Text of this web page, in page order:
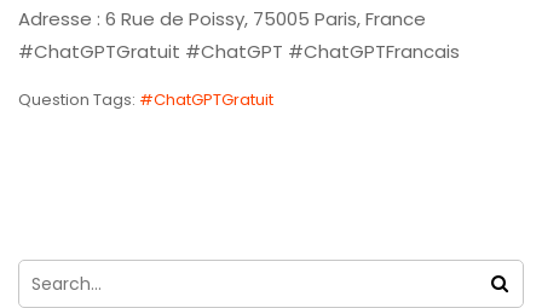
Adresse : 6 Rue de Poissy, 75005 Paris, France
#ChatGPTGratuit #ChatGPT #ChatGPTFrancais
Question Tags: #ChatGPTGratuit